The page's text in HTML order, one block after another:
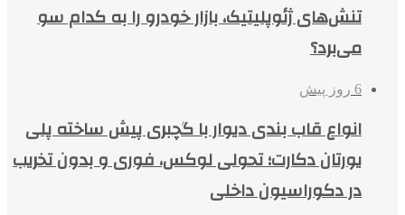
تنش‌های ژئوپلیتیک، بازار خودرو را به کدام سو
می‌برد؟
6 روز پیش
انواع قاب بندی دیوار با گچبری پیش ساخته پلی
یورتان دکارت؛ تحولی لوکس، فوری و بدون تخریب
در دکوراسیون داخلی